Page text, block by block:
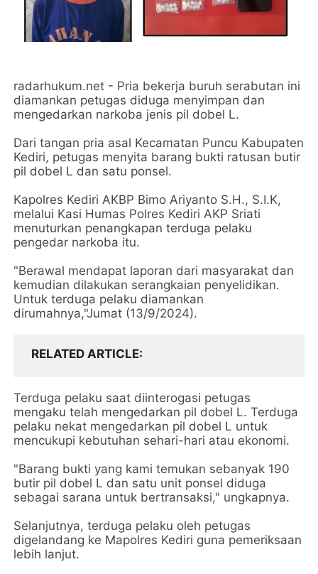
radarhukum.net - Pria bekerja buruh serabutan ini
diamankan petugas diduga menyimpan dan
mengedarkan narkoba jenis pil dobel L.
Dari tangan pria asal Kecamatan Puncu Kabupaten
Kediri, petugas menyita barang bukti ratusan butir
pil dobel L dan satu ponsel.
Kapolres Kediri AKBP Bimo Ariyanto S.H., S.I.K,
melalui Kasi Humas Polres Kediri AKP Sriati
menuturkan penangkapan terduga pelaku
pengedar narkoba itu.
"Berawal mendapat laporan dari masyarakat dan
kemudian dilakukan serangkaian penyelidikan.
Untuk terduga pelaku diamankan
dirumahnya,"Jumat (13/9/2024).
RELATED ARTICLE
Terduga pelaku saat diinterogasi petugas
mengaku telah mengedarkan pil dobel L. Terduga
pelaku nekat mengedarkan pil dobel L untuk
mencukupi kebutuhan sehari-hari atau ekonomi.
"Barang bukti yang kami temukan sebanyak 190
butir pil dobel L dan satu unit ponsel diduga
sebagai sarana untuk bertransaksi," ungkapnya.
Selanjutnya, terduga pelaku oleh petugas
digelandang ke Mapolres Kediri guna pemeriksaan
lebih lanjut.